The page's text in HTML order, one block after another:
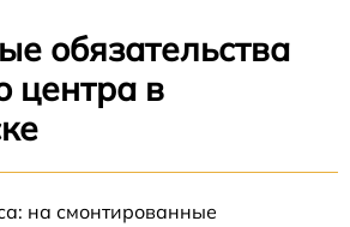
обязательства
центра в
на смонтированные